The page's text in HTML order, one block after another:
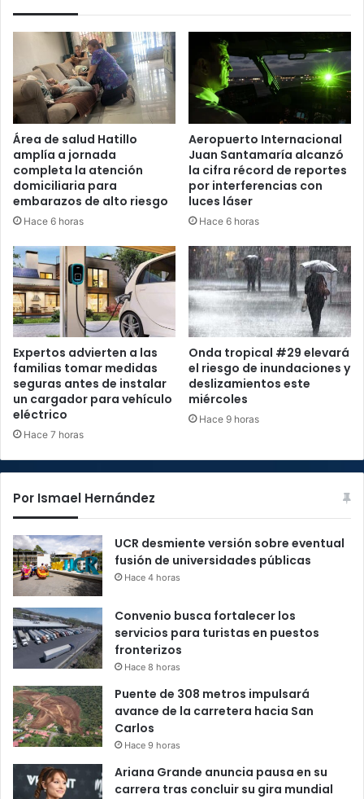
Área de salud Hatillo
amplía a jornada
completa la atención
domiciliaria para
embarazos de alto riesgo
Hace 6 horas
Aeropuerto Internacional
Juan Santamaría alcanzó
la cifra récord de reportes
por interferencias con
luces láser
Hace 6 horas
Expertos advierten a las
familias tomar medidas
seguras antes de instalar
un cargador para vehículo
eléctrico
Hace 7 horas
Onda tropical #29 elevará
el riesgo de inundaciones y
deslizamientos este
miércoles
Hace 9 horas
Por Ismael Hernández
UCR desmiente versión sobre eventual
fusión de universidades públicas
Hace 4 horas
Convenio busca fortalecer los
servicios para turistas en puestos
fronterizos
Hace 8 horas
Puente de 308 metros impulsará
avance de la carretera hacia San
Carlos
Hace 9 horas
Ariana Grande anuncia pausa en su
carrera tras concluir su gira mundial